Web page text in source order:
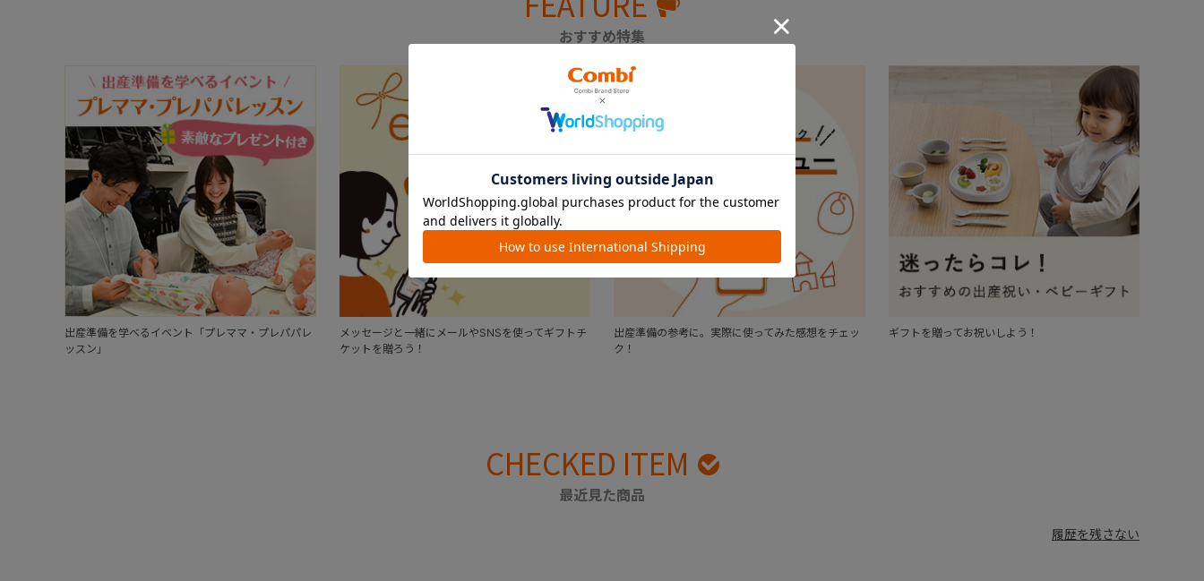
おすすめ特集
出産準備を学べるイベント「プレママ・プレパパレ
ッスン」
メッセージと一緒にメールやSNSを使ってギフトチ
ケットを贈ろう！
出産準備の参考に。実際に使ってみた感想をチェッ
ク！
ギフトを贈ってお祝いしよう！
CHECKED ITEM
最近見た商品
履歴を残さない